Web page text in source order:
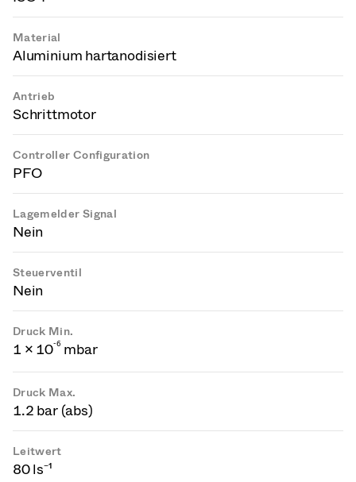
Material
Aluminium hartanodisiert
Antrieb
Schrittmotor
Controller Configuration
PFO
Lagemelder Signal
Nein
Steuerventil
Nein
Druck Min.
1 × 10-6 mbar
Druck Max.
1.2 bar (abs)
Leitwert
80 ls⁻¹